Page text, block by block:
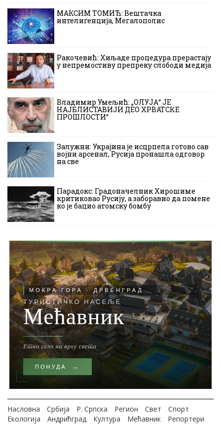
МАКСИМ ТОМИЋ: Вештачка
интелигенција, Мегалополис
Ракочевић: Хиљаде процедура прерастају
у непремостиву препреку слободи медија
Владимир Умељић: „ОЛУЈА“ ЈЕ
НАЈБЛИСТАВИЈИ ДЕО ХРВАТСКЕ
ПРОШЛОСТИ“
Залужни: Украјина је исцрпела готово сав
војни арсенал, Русија пронашла одговор
на све
Парадокс: Градоначелник Хирошиме
критиковао Русију, а заборавио да помене
ко је бацио атомску бомбу
Насловна Србија Р. Српска Регион Свет
Спорт
Екологија
Андрићград Култура Мећавник Репортери